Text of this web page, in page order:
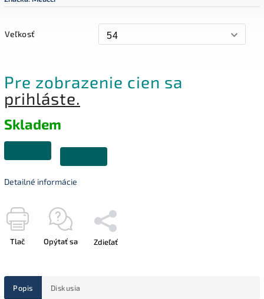
Veľkosť
Pre zobrazenie cien sa
prihláste.
Skladem
Detailné informácie
Tlač Opýtať sa Zdieľať
Popis Diskusia